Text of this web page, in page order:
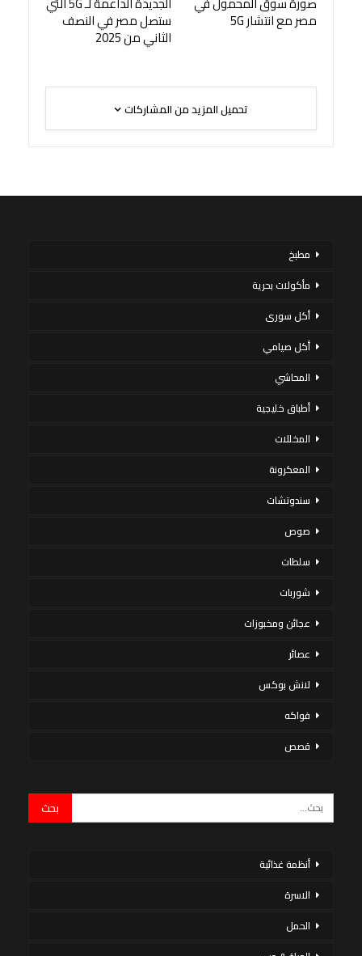
مصر مع انتشار 5G ستصل مصر في النصف
الثاني من 2025
تحميل المزيد من المشاركات
مطبخ
مأكولات بحرية
أكل سورى
أكل صيامي
المحاشي
أطباق خليجية
المخللات
المعكرونة
سندوتشات
صوص
سلطات
شوربات
عجائن ومخبوزات
عصائر
لانش بوكس
فواكه
قصص
أنظمة غذائية
الاسرة
الحمل